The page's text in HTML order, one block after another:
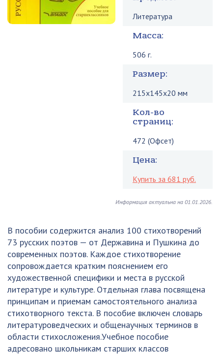
Литература
Масса:
506 г.
Размер:
215x145x20 мм
Кол-во
страниц:
472 (Офсет)
Цена:
Купить за 681 руб.
Информация актуальна на 01.01.2026.
В пособии содержится анализ 100 стихотворений
73 русских поэтов — от Державина и Пушкина до
современных поэтов. Каждое стихотворение
сопровождается кратким пояснением его
художественной специфики и места в русской
литературе и культуре. Отдельная глава посвящена
принципам и приемам самостоятельного анализа
стихотворного текста. В пособие включен словарь
литературоведческих и общенаучных терминов в
области стихосложения.Учебное пособие
адресовано школьникам старших классов